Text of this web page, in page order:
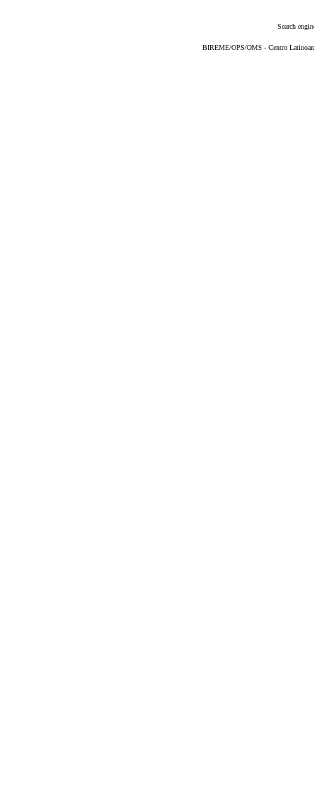
Search
BIREME/OPS/OMS - Centro